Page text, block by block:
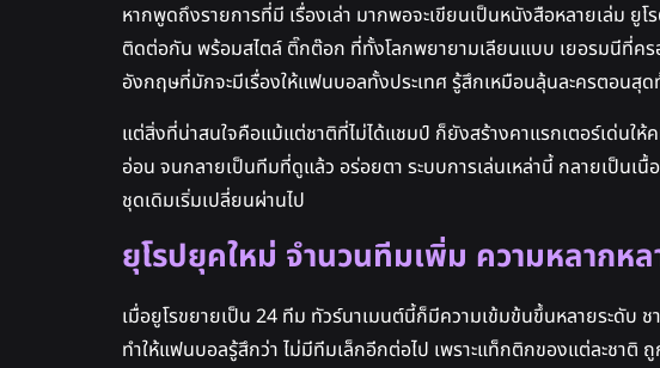
หากพูดถึงรายการที่มี เรื่องเล่า มากพอจะเขียนเป็นหนังสือหลายเล่
ติดต่อกัน พร้อมสไตล์ ติ๊กต๊อก ที่ทั้งโลกพยายามเลียนแบบ เยอรมนีที่ค
อังกฤษที่มักจะมีเรื่องให้แฟนบอลทั้งประเทศ รู้สึกเหมือนลุ้นละครตอนสุด
แต่สิ่งที่น่าสนใจคือแม้แต่ชาติที่ไม่ได้แชมป์ ก็ยังสร้างคาแรกเตอร์เด่นใ
อ่อน จนกลายเป็นทีมที่ดูแล้ว อร่อยตา ระบบการเล่นเหล่านี้ กลายเป็นเนื้
ชุดเดิมเริ่มเปลี่ยนผ่านไป
ยุโรปยุคใหม่ จำนวนทีมเพิ่ม ความหลากห
เมื่อยูโรขยายเป็น 24 ทีม ทัวร์นาเมนต์นี้ก็มีความเข้มข้นขึ้นหลายระดับ
ทำให้แฟนบอลรู้สึกว่า ไม่มีทีมเล็กอีกต่อไป เพราะแท็กติกของแต่ละชา